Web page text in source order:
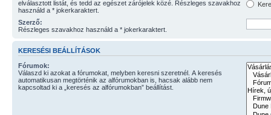
elválasztott listát, és tedd az egészet zárójelek közé. Részleges szavakhoz
használd a * jokerkaraktert.
Szerző:
Részleges szavakhoz használd a * jokerkaraktert.
KERESÉSI BEÁLLÍTÁSOK
Fórumok:
Válaszd ki azokat a fórumokat, melyben keresni szeretnél. A keresés
automatikusan megtörténik az alfórumokban is, hacsak alább nem
kapcsoltad ki a „keresés az alfórumokban” beállítást.